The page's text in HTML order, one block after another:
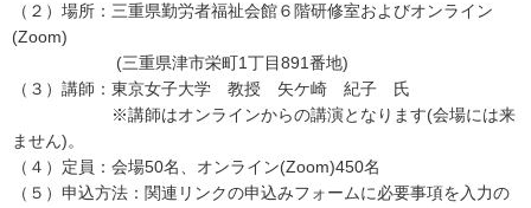
（２）場所：三重県勤労者福祉会館６階研修室およびオンライン
(Zoom)
(三重県津市栄町1丁目891番地)
（３）講師：東京女子大学 教授 矢ケ崎 紀子 氏
※講師はオンラインからの講演となります(会場には来
ません)。
（４）定員：会場50名、オンライン(Zoom)450名
（５）申込方法：関連リンクの申込みフォームに必要事項を入力の